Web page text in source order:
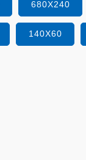
680X240
140X60